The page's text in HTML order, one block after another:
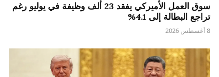
سوق العمل الأميركي يفقد 23 ألف وظيفة في يوليو رغم
تراجع البطالة إلى 4.1%
8 أغسطس 2026